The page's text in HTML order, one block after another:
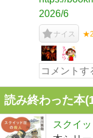
2026/6
ナイス ★2
読み終わった本(
スクイ